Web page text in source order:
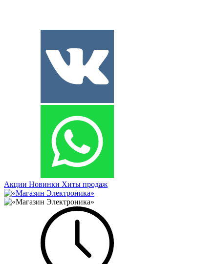
Акции Новинки Хиты продаж